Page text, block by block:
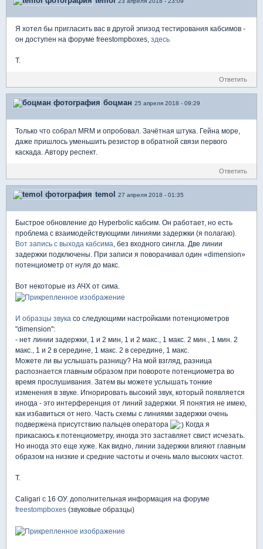
Я хотел бы пригласить вас в другой эпизод тестирования кабсимов -
он доступен на форуме freestompboxes, здесь
T.
Ответить
боцман 25 апреля 2018 - 09:29
Только что собрал MRM и опробовал. Зачётная штука. Гейна море,
даже пришлось уменьшить резистор в обратной связи первого
каскада. Автору респект.
Ответить
temol 27 апреля 2018 - 01:35
Быстрое обновление до Hyperbolic кабсим. Он работает, но есть
проблема с взаимодействующими линиями задержки (я полагаю).
Вот запись с выхода кабсимa, без входного сингла. Две линии
задержки подключены. При записи я поворачивал один «dimension»
потенциометр от нуля до макс.
Вот некоторые из АЧХ от сима.
И образцы звука со следующими настройками потенциометров
"dimension":
- нет линии задержки, 1 и 2 мин, 1 и 2 макс., 1 макс. 2 мин., 1 мин. 2
макс., 1 и 2 в середине, 1 макс. 2 в середине, 1 макс.
Можете ли вы услышать разницу? На мой взгляд, разница
распознается главным образом при повороте потенциометра во
время прослушивания. Затем вы можете услышать тонкие
изменения в звуке. Игнорировать высокий звук, который появляется
иногда - это интерференция от линий задержки. Я понятия не имею,
как избавиться от него. Часть схемы с линиями задержки очень
подвержена присутствию пальцев оператора
Когда я
прикасаюсь к потенциометру, иногда это заставляет свист исчезать.
Но иногда это еще хуже. Как видно, линии задержки влияют главным
образом на низкие и средние частоты и очень мало высоких частот.
T.
Caligari с 16 ОУ. дополнительная информация на форуме
freestompboxes (звуковые образцы)